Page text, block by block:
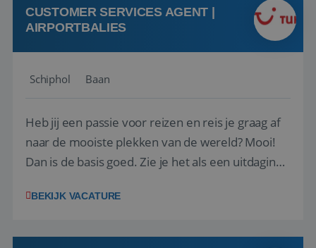
CUSTOMER SERVICES AGENT |
AIRPORTBALIES
Schiphol Baan
Heb jij een passie voor reizen en reis je graag af
naar de mooiste plekken van de wereld? Mooi!
Dan is de basis goed. Zie je het als een uitdaging
het samenstellen en boeken van de perfecte
deze onderdelen zijn nu samen gevoegd...
BEKIJK VACATURE